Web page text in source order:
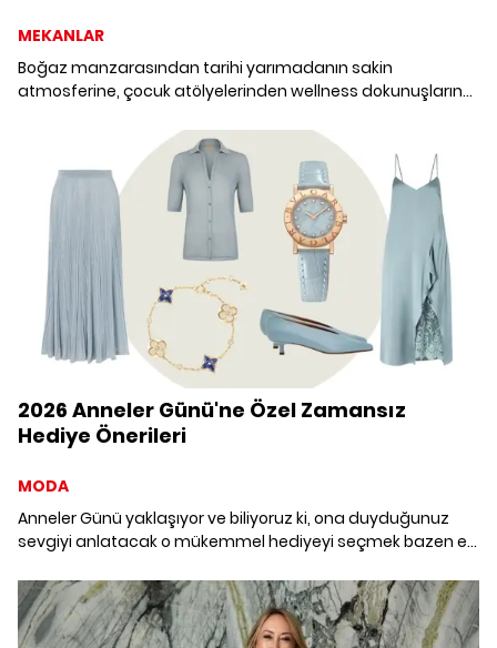
MEKANLAR
Boğaz manzarasından tarihi yarımadanın sakin
atmosferine, çocuk atölyelerinden wellness dokunuşlarına
kutlamayı biraz daha lezzetli hale getiriyoruz.
2026 Anneler Günü'ne Özel Zamansız
Hediye Önerileri
MODA
Anneler Günü yaklaşıyor ve biliyoruz ki, ona duyduğunuz
sevgiyi anlatacak o mükemmel hediyeyi seçmek bazen en
seçkisiyle zamansız bir stil vitrini sunuyoruz.